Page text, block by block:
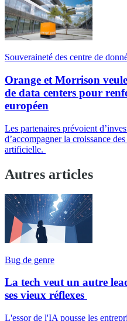
Souveraineté des centre de
Orange et Morrison
de data centers pour
européen
Les partenaires prévoient
d’accompagner la croissance
artificielle.
Autres articles
Bug de genre
La tech veut un autre
ses vieux réflexes
L'essor de l'IA pousse les